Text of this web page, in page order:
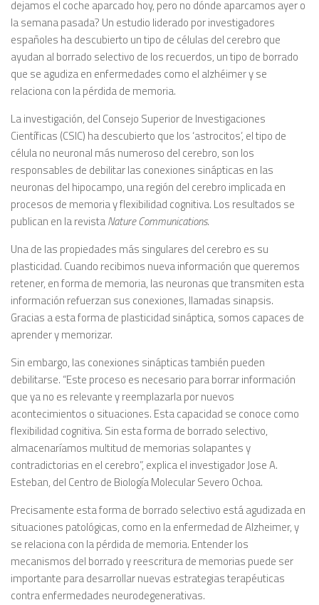
dejamos el coche aparcado hoy, pero no dónde aparcamos ayer o
la semana pasada? Un estudio liderado por investigadores
españoles ha descubierto un tipo de células del cerebro que
ayudan al borrado selectivo de los recuerdos, un tipo de borrado
que se agudiza en enfermedades como el alzhéimer y se
relaciona con la pérdida de memoria.
La investigación, del Consejo Superior de Investigaciones
Científicas (CSIC) ha descubierto que los ‘astrocitos’, el tipo de
célula no neuronal más numeroso del cerebro, son los
responsables de debilitar las conexiones sinápticas en las
neuronas del hipocampo, una región del cerebro implicada en
procesos de memoria y flexibilidad cognitiva. Los resultados se
publican en la revistaNature Communications.
Una de las propiedades más singulares del cerebro es su
plasticidad. Cuando recibimos nueva información que queremos
retener, en forma de memoria, las neuronas que transmiten esta
información refuerzan sus conexiones, llamadas sinapsis.
Gracias a esta forma de plasticidad sináptica, somos capaces de
aprender y memorizar.
Sin embargo, las conexiones sinápticas también pueden
debilitarse. “Este proceso es necesario para borrar información
que ya no es relevante y reemplazarla por nuevos
acontecimientos o situaciones. Esta capacidad se conoce como
flexibilidad cognitiva. Sin esta forma de borrado selectivo,
almacenaríamos multitud de memorias solapantes y
contradictorias en el cerebro”, explica el investigador Jose A.
Esteban, del Centro de Biología Molecular Severo Ochoa.
Precisamente esta forma de borrado selectivo está agudizada en
situaciones patológicas, como en la enfermedad de Alzheimer, y
se relaciona con la pérdida de memoria. Entender los
mecanismos del borrado y reescritura de memorias puede ser
importante para desarrollar nuevas estrategias terapéuticas
contra enfermedades neurodegenerativas.